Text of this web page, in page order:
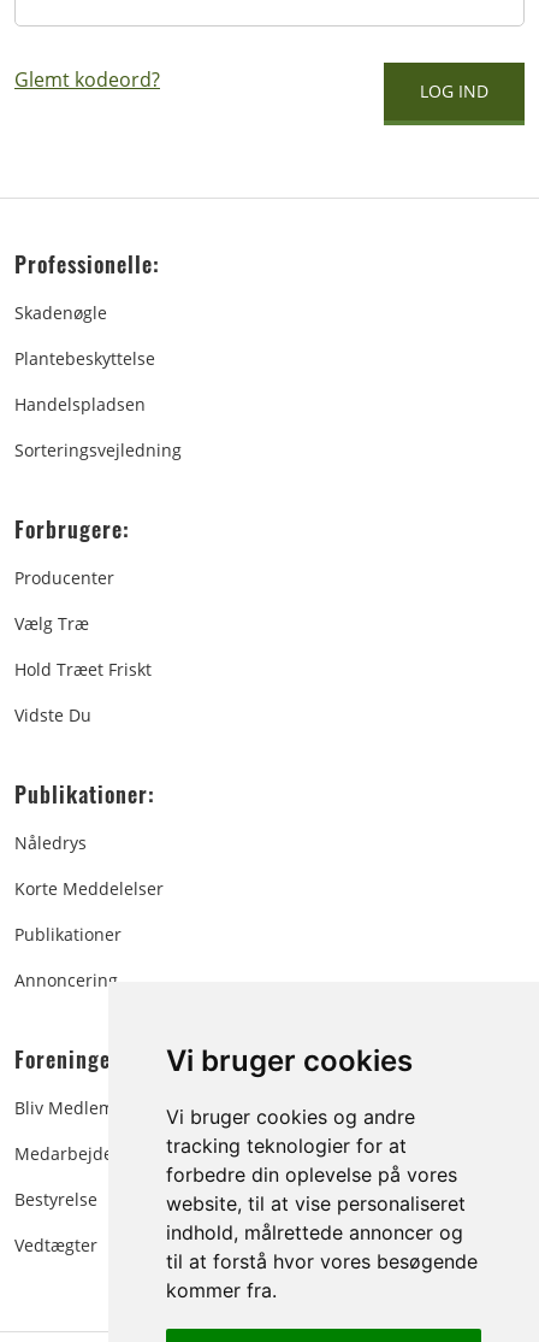
Vi bruger cookies
Vi bruger cookies og andre
tracking teknologier for at
forbedre din oplevelse på vores
website, til at vise personaliseret
indhold, målrettede annoncer og
til at forstå hvor vores besøgende
kommer fra.
Glemt kodeord?
Professionelle:
Skadenøgle
Plantebeskyttelse
Handelspladsen
Sorteringsvejledning
Forbrugere:
Producenter
Vælg Træ
Hold Træet Friskt
Vidste Du
Publikationer:
Nåledrys
Korte Meddelelser
Publikationer
Annoncering
Foreningen:
Bliv Medlem
Medarbejdere
Bestyrelse
Vedtægter